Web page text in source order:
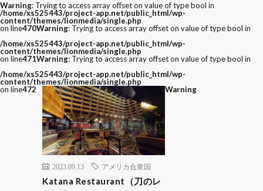
Warning: Trying to access array offset on value of type bool in
/home/xs525443/project-app.net/public_html/wp-
content/themes/lionmedia/single.php
on line470Warning: Trying to access array offset on value of type bool in
/home/xs525443/project-app.net/public_html/wp-
content/themes/lionmedia/single.php
on line471Warning: Trying to access array offset on value of type bool in
/home/xs525443/project-app.net/public_html/wp-
content/themes/lionmedia/single.php
on line472
2023.09.13 アメリカ合衆国
Katana Restaurant（刀のレ
Warning